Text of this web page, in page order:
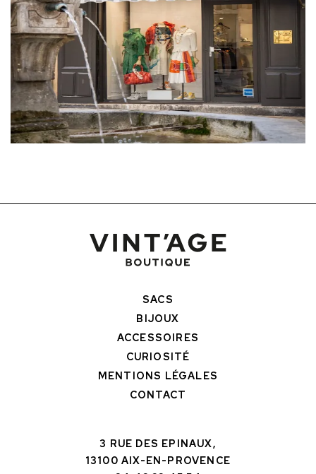
SACS
BIJOUX
ACCESSOIRES
CURIOSITÉ
MENTIONS LÉGALES
CONTACT
3 RUE DES EPINAUX,
13100 AIX-EN-PROVENCE